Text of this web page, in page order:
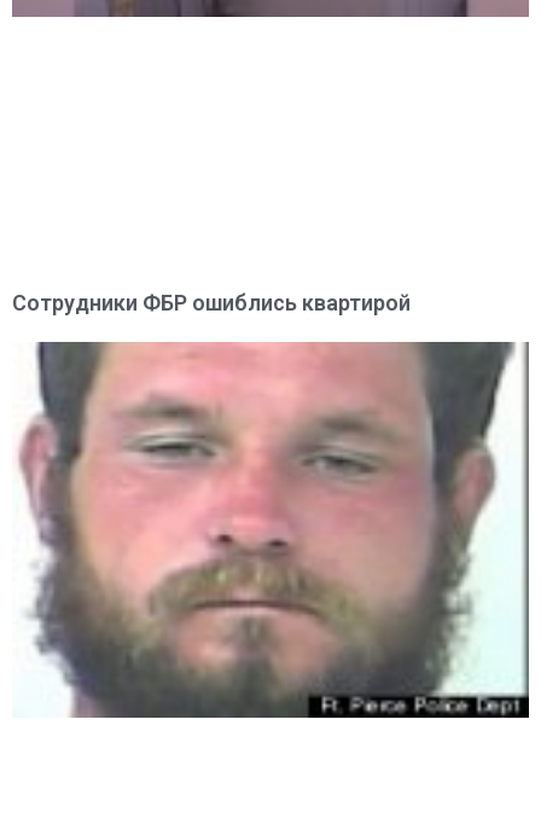
Сотрудники ФБР ошиблись квартирой